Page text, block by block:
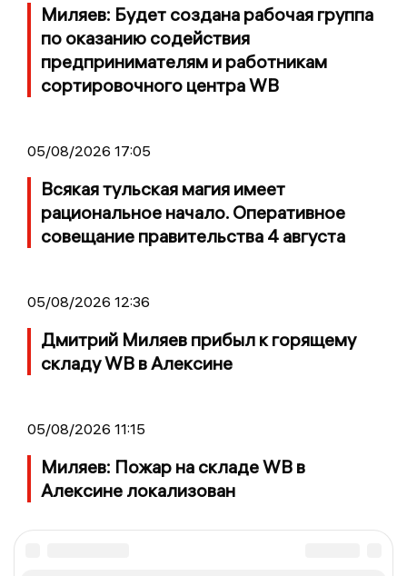
Миляев: Будет создана рабочая группа
по оказанию содействия
предпринимателям и работникам
сортировочного центра WB
05/08/2026 17:05
Всякая тульская магия имеет
рациональное начало. Оперативное
совещание правительства 4 августа
05/08/2026 12:36
Дмитрий Миляев прибыл к горящему
складу WB в Алексине
05/08/2026 11:15
Миляев: Пожар на складе WB в
Алексине локализован